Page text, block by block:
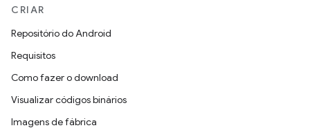
CRIAR
Repositório do Android
Requisitos
Como fazer o download
Visualizar códigos binários
Imagens de fábrica